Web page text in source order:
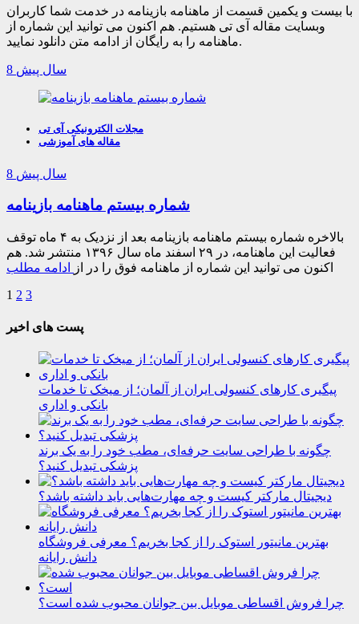
با بیست و یکمین قسمت از ماهنامه بازینامه در خدمت شما کاربران
وبسایت مقاله آی تی هستیم. هم اکنون می توانید این شماره از
ماهنامه را به رایگان از ادامه متن دانلود نمایید.
8 سال پیش
مجلات الکترونیکی آی تی
مقاله های آموزشی
8 سال پیش
شماره بیستم ماهنامه بازینامه
بالاخره شماره بیستم ماهنامه بازینامه بعد از نزدیک به ۴ ماه توقف
فعالیت این ماهنامه، در ۲۹ اسفند ماه سال ۱۳۹۶ منتشر شد. هم
اکنون می توانید این شماره از ماهنامه فوق را در از
ادامه مطلب
1 2 3
پست های اخیر
پیگیری کارهای کنسولی ایران از آلمان؛ از میخک تا خدمات
بانکی و اداری
چگونه با طراحی سایت حرفه‌ای، مطب خود را به یک برند
پزشکی تبدیل کنید؟
دیجیتال مارکتر کیست و چه مهارت‌هایی باید داشته باشد؟
بهترین مانیتور استوک را از کجا بخریم؟ معرفی فروشگاه
دانش رایانه
چرا فروش اقساطی موبایل بین جوانان محبوب شده است؟